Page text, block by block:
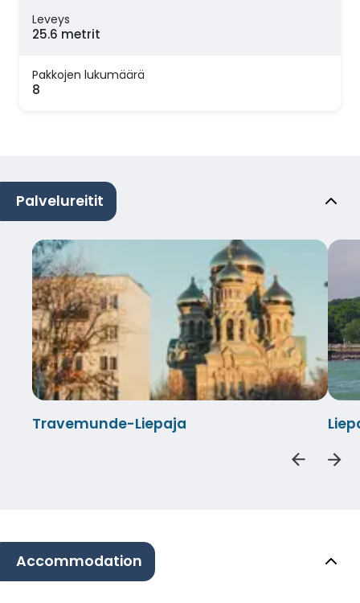
Leveys
25.6 metrit
Pakkojen lukumäärä
8
Palvelureitit
Travemunde-Liepaja
Accommodation